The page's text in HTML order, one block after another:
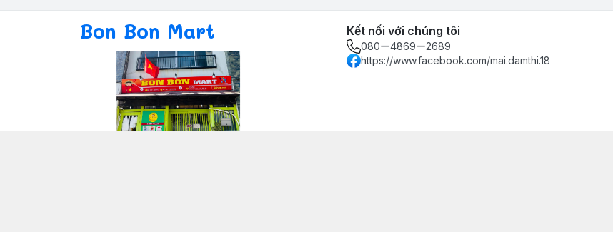
Bon Bon Mart Kết nối với chúng tôi
080ー4869ー2689
https://www.facebook.com/mai.damthi.18